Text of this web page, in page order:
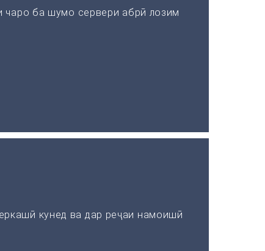
чаро ба шумо сервери абрӣ лозим
кунед ва дар реҷаи намоишӣ